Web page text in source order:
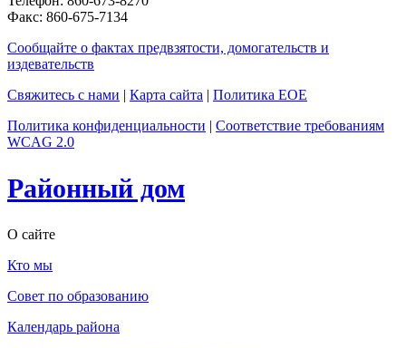
Факс: 860-675-7134
Сообщайте о фактах предвзятости, домогательств и
издевательств
Свяжитесь с нами | Карта сайта | Политика EOE
Политика конфиденциальности | Соответствие требованиям
WCAG 2.0
Районный дом
О сайте
Кто мы
Совет по образованию
Календарь района